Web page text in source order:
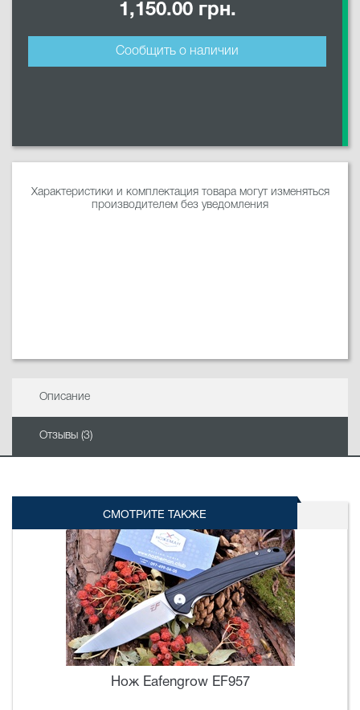
1,150.00 грн.
Сообщить о наличии
Характеристики и комплектация товара могут изменяться
производителем без уведомления
Описание
Отзывы (3)
СМОТРИТЕ ТАКЖЕ
Нож Eafengrow EF957